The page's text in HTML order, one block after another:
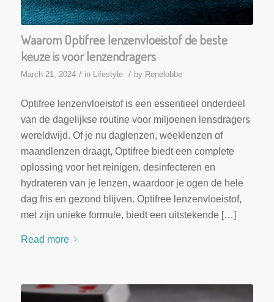
Waarom Optifree lenzenvloeistof de beste
keuze is voor lenzendragers
March 21, 2024 / in Lifestyle / by Renelobbe
Optifree lenzenvloeistof is een essentieel onderdeel
van de dagelijkse routine voor miljoenen lensdragers
wereldwijd. Of je nu daglenzen, weeklenzen of
maandlenzen draagt, Optifree biedt een complete
oplossing voor het reinigen, desinfecteren en
hydrateren van je lenzen, waardoor je ogen de hele
dag fris en gezond blijven. Optifree lenzenvloeistof,
met zijn unieke formule, biedt een uitstekende […]
Read more